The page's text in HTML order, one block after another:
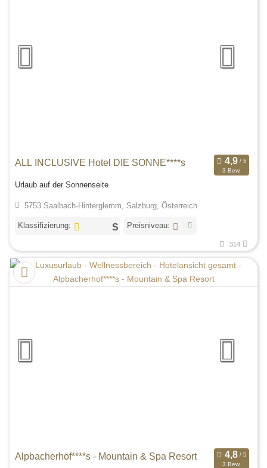
ALL INCLUSIVE Hotel DIE SONNE****s
3 Bew.
Urlaub auf der Sonnenseite
5753 Saalbach-Hinterglemm, Salzburg, Österreich
Klassifizierung: Preisniveau:
314
Alpbacherhof****s - Mountain & Spa Resort
3 Bew.